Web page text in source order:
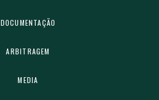
DOCUMENTAÇÃO
ARBITRAGEM
MEDIA